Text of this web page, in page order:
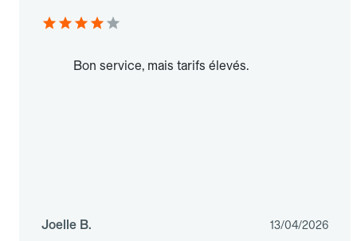
Bon service, mais tarifs élevés.
Joelle B. 13/04/2026